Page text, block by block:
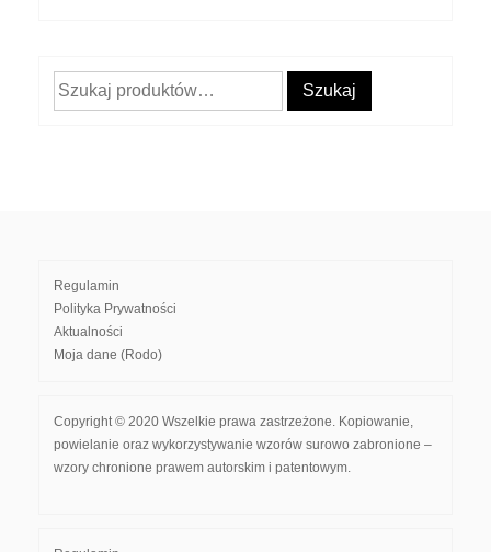
Szukaj: Szukaj
Regulamin
Polityka Prywatności
Aktualności
Moja dane (Rodo)
Copyright © 2020 Wszelkie prawa zastrzeżone. Kopiowanie,
powielanie oraz wykorzystywanie wzorów surowo zabronione –
wzory chronione prawem autorskim i patentowym.